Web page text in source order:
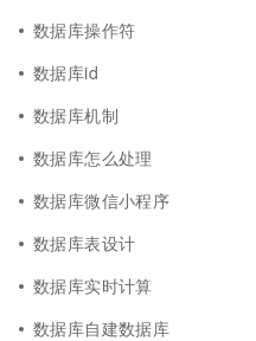
数据库操作符
数据库id
数据库机制
数据库怎么处理
数据库微信小程序
数据库表设计
数据库实时计算
数据库自建数据库